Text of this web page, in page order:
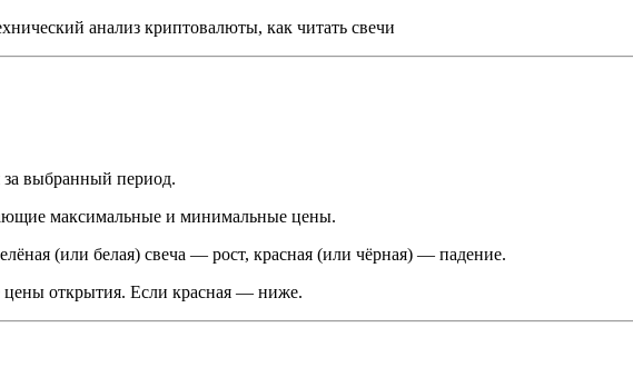
анализ криптовалюты, как читать свечи
выбранный период.
максимальные и минимальные цены.
(или белая) свеча — рост, красная (или чёрная) — падение.
цены открытия. Если красная — ниже.